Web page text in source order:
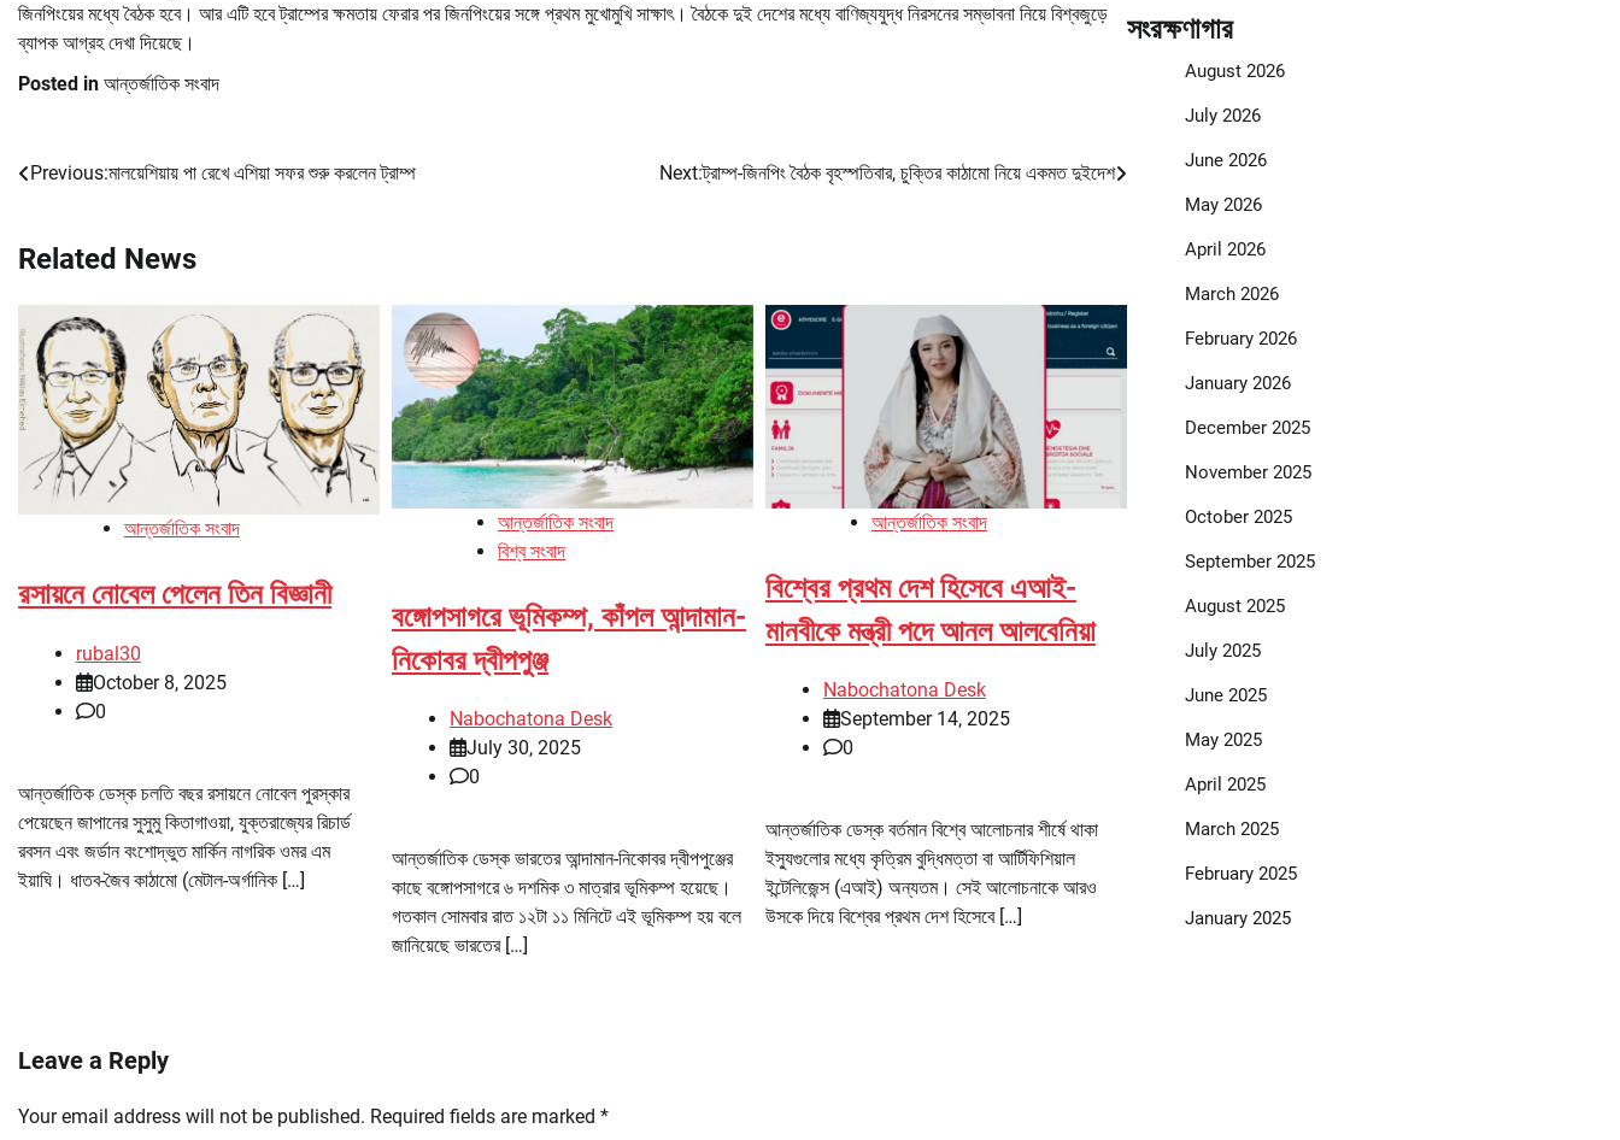
জিনপিংয়ের মধ্যে বৈঠক হবে। আর এটি হবে ট্রাম্পের ক্ষমতায় ফেরার পর জিনপিংয়ের সঙ্গে প্রথম মুখোমুখি সাক্ষাৎ। বৈঠকে দুই দেশের মধ্যে বাণিজ্যযুদ্ধ নিরসনের সম্ভাবনা নিয়ে বিশ্বজুড়ে
ব্যাপক আগ্রহ দেখা দিয়েছে।
Posted in আন্তর্জাতিক সংবাদ
Post
Previous:মালয়েশিয়ায় পা রেখে এশিয়া সফর শুরু করলেন ট্রাম্প Next:ট্রাম্প-জিনপিং বৈঠক বৃহস্পতিবার, চুক্তির কাঠামো নিয়ে একমত দুইদেশ
Related News
আন্তর্জাতিক সংবাদ
রসায়নে নোবেল পেলেন তিন বিজ্ঞানী
rubal30
October 8, 2025
0
আন্তর্জাতিক ডেস্ক চলতি বছর রসায়নে নোবেল পুরস্কার
পেয়েছেন জাপানের সুসুমু কিতাগাওয়া, যুক্তরাজ্যের রিচার্ড
রবসন এবং জর্ডান বংশোদ্ভুত মার্কিন নাগরিক ওমর এম
ইয়াঘি। ধাতব-জৈব কাঠামো (মেটাল-অর্গানিক […]
আন্তর্জাতিক সংবাদ
বিশ্ব সংবাদ
বঙ্গোপসাগরে ভূমিকম্প, কাঁপল আন্দামান-
নিকোবর দ্বীপপুঞ্জ
Nabochatona Desk
July 30, 2025
0
আন্তর্জাতিক ডেস্ক ভারতের আন্দামান-নিকোবর দ্বীপপুঞ্জের
কাছে বঙ্গোপসাগরে ৬ দশমিক ৩ মাত্রার ভূমিকম্প হয়েছে।
গতকাল সোমবার রাত ১২টা ১১ মিনিটে এই ভূমিকম্প হয় বলে
জানিয়েছে ভারতের […]
আন্তর্জাতিক সংবাদ
বিশ্বের প্রথম দেশ হিসেবে এআই-
মানবীকে মন্ত্রী পদে আনল আলবেনিয়া
Nabochatona Desk
September 14, 2025
0
আন্তর্জাতিক ডেস্ক বর্তমান বিশ্বে আলোচনার শীর্ষে থাকা
ইস্যুগুলোর মধ্যে কৃত্রিম বুদ্ধিমত্তা বা আর্টিফিশিয়াল
ইন্টেলিজেন্স (এআই) অন্যতম। সেই আলোচনাকে আরও
উসকে দিয়ে বিশ্বের প্রথম দেশ হিসেবে […]
Leave a Reply
Your email address will not be published. Required fields are marked *
সংরক্ষণাগার
August 2026
July 2026
June 2026
May 2026
April 2026
March 2026
February 2026
January 2026
December 2025
November 2025
October 2025
September 2025
August 2025
July 2025
June 2025
May 2025
April 2025
March 2025
February 2025
January 2025